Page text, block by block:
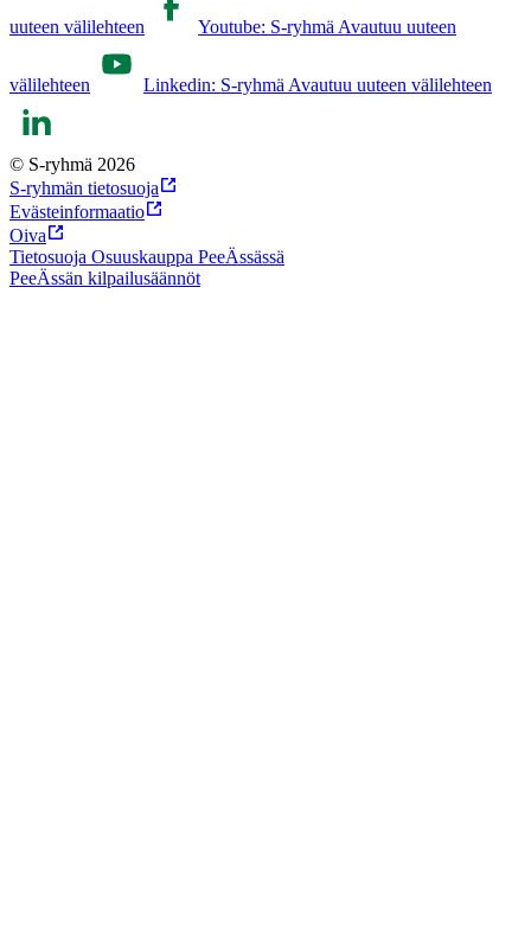
uuteen välilehteen Youtube: S-ryhmä Avautuu uuteen
välilehteen Linkedin: S-ryhmä Avautuu uuteen välilehteen
© S-ryhmä 2026
S-ryhmän tietosuoja
Evästeinformaatio
Oiva
Tietosuoja Osuuskauppa PeeÄssässä
PeeÄssän kilpailusäännöt